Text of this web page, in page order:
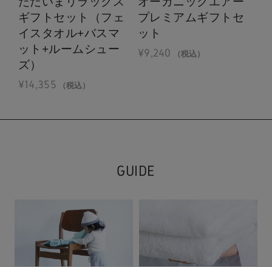
ギフトセット（フェ
イスタオル+バスマ
ット+ルームシュー
ズ）
¥14,355 （税込）
プレミアムギフトセ
ット
¥9,240 （税込）
GUIDE